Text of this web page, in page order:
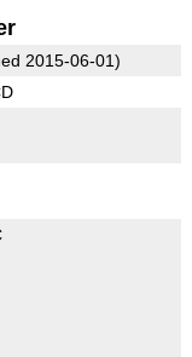
2015-06-01)